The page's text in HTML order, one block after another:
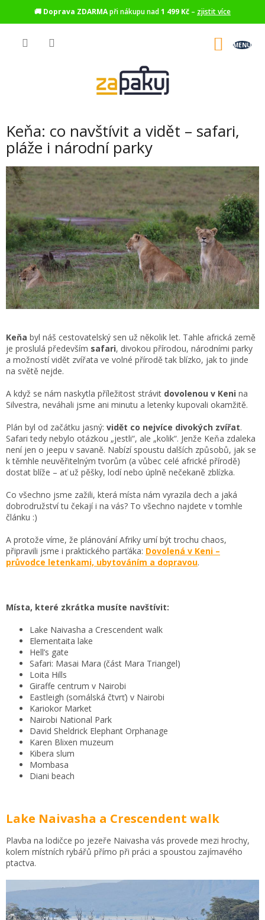
🚚 Doprava ZDARMApři nákupu nad1 499 Kč – zjistit více
Keňa: co navštívit a vidět – safari,
pláže i národní parky
Keňa byl náš cestovatelský sen už několik let. Tahle africká země
je proslulá především safari, divokou přírodou, národními parky
a možností vidět zvířata ve volné přírodě tak blízko, jak to jinde
na světě nejde.
A když se nám naskytla příležitost strávit dovolenou v Keni na
Silvestra, neváhali jsme ani minutu a letenky kupovali okamžitě.
Plán byl od začátku jasný: vidět co nejvíce divokých zvířat.
Safari tedy nebylo otázkou „jestli“, ale „kolik“. Jenže Keňa zdaleka
není jen o jeepu v savaně. Nabízí spoustu dalších způsobů, jak se
k těmhle neuvěřitelným tvorům (a vůbec celé africké přírodě)
dostat blíže – ať už pěšky, lodí nebo úplně nečekaně zblízka.
Co všechno jsme zažili, která místa nám vyrazila dech a jaká
dobrodružství tu čekají i na vás? To všechno najdete v tomhle
článku :)
A protože víme, že plánování Afriky umí být trochu chaos,
připravili jsme i praktického parťáka: Dovolená v Keni –
průvodce letenkami, ubytováním a dopravou.
Místa, které zkrátka musíte navštívit:
Lake Naivasha a Crescendent walk
Elementaita lake
Hell’s gate
Safari: Masai Mara (část Mara Triangel)
Loita Hills
Giraffe centrum v Nairobi
Eastleigh (somálská čtvrť) v Nairobi
Kariokor Market
Nairobi National Park
David Sheldrick Elephant Orphanage
Karen Blixen muzeum
Kibera slum
Mombasa
Diani beach
Lake Naivasha a Crescendent walk
Plavba na lodičce po jezeře Naivasha vás provede mezi hrochy,
kolem místních rybářů přímo při práci a spoustou zajímavého
ptactva.